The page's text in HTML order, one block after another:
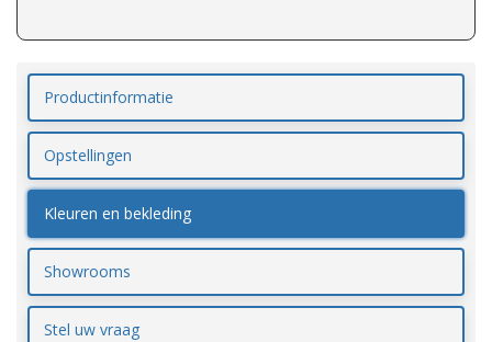
Productinformatie
Opstellingen
Kleuren en bekleding
Showrooms
Stel uw vraag